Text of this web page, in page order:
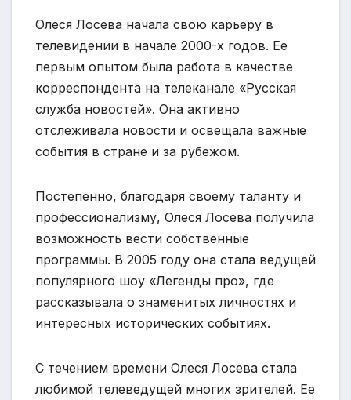
Олеся Лосева начала свою карьеру в
телевидении в начале 2000-х годов. Ее
первым опытом была работа в качестве
корреспондента на телеканале «Русская
служба новостей». Она активно
отслеживала новости и освещала важные
события в стране и за рубежом.
Постепенно, благодаря своему таланту и
профессионализму, Олеся Лосева получила
возможность вести собственные
программы. В 2005 году она стала ведущей
популярного шоу «Легенды про», где
рассказывала о знаменитых личностях и
интересных исторических событиях.
С течением времени Олеся Лосева стала
любимой телеведущей многих зрителей. Ее